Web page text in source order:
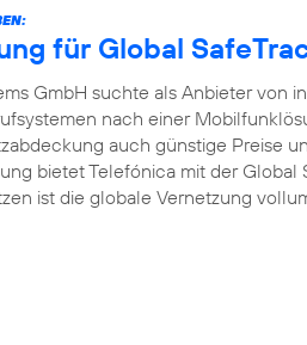
für Global
GmbH suchte als Anbieter von
nach einer
auch günstige Preise
bietet Telefónica mit der Global
ist die globale Vernetzung